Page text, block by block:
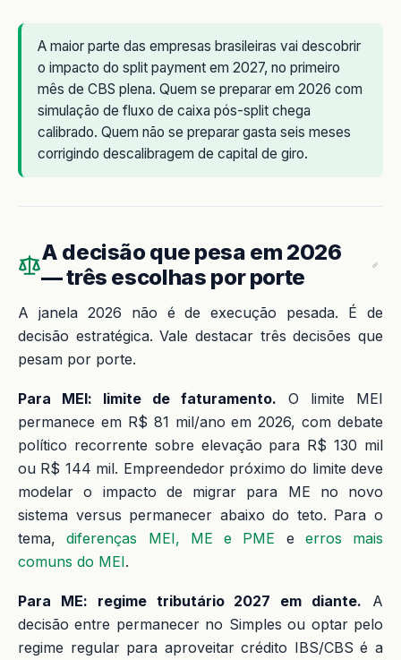
A maior parte das empresas brasileiras vai descobrir
o impacto do split payment em 2027, no primeiro
mês de CBS plena. Quem se preparar em 2026 com
simulação de fluxo de caixa pós-split chega
calibrado. Quem não se preparar gasta seis meses
corrigindo descalibragem de capital de giro.
A decisão que pesa em 2026
— três escolhas por porte
A janela 2026 não é de execução pesada. É de
decisão estratégica. Vale destacar três decisões que
pesam por porte.
Para MEI: limite de faturamento. O limite MEI
permanece em R$ 81 mil/ano em 2026, com debate
político recorrente sobre elevação para R$ 130 mil
ou R$ 144 mil. Empreendedor próximo do limite deve
modelar o impacto de migrar para ME no novo
sistema versus permanecer abaixo do teto. Para o
tema,diferenças MEI, ME e PME e erros mais
comuns do MEI.
Para ME: regime tributário 2027 em diante. A
decisão entre permanecer no Simples ou optar pelo
regime regular para aproveitar crédito IBS/CBS é a